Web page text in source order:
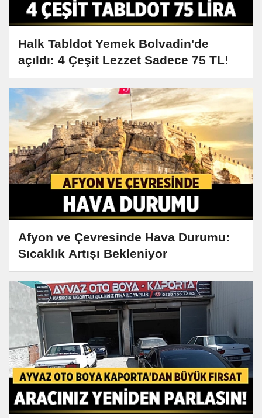
Halk Tabldot Yemek Bolvadin'de
açıldı: 4 Çeşit Lezzet Sadece 75 TL!
Afyon ve Çevresinde Hava Durumu:
Sıcaklık Artışı Bekleniyor